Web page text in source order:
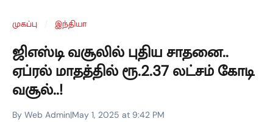
முகப்பு இந்தியா
ஜிஎஸ்டி வசூலில் புதிய சாதனை..
ஏப்ரல் மாதத்தில் ரூ.2.37 லட்சம் கோடி
வசூல்..!
By Web Admin|May 1, 2025 at 9:42 PM